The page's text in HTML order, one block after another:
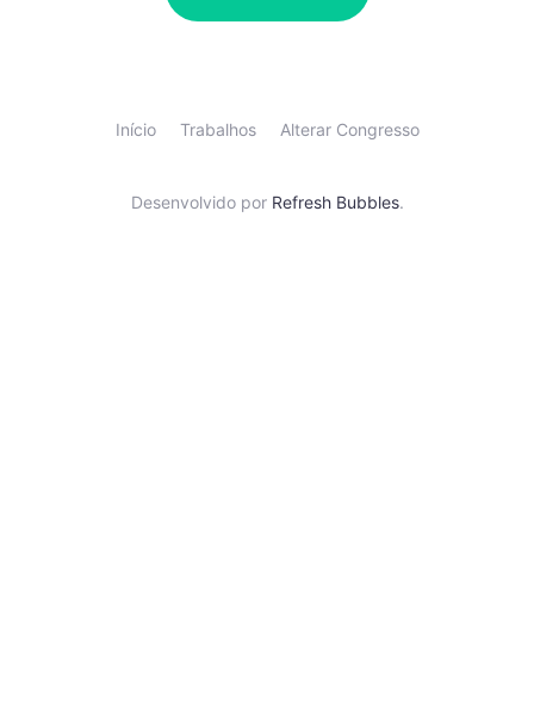
Início Trabalhos Alterar Congresso
Desenvolvido por Refresh Bubbles.